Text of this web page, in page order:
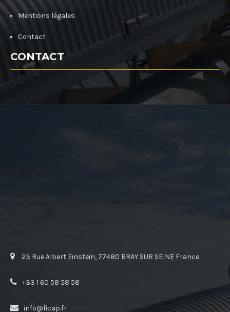
Mentions légales
Contact
CONTACT
23 Rue Albert Einstein, 77480 BRAY SUR SEINE France
+33 1 60 58 58 58
info@ficap.fr